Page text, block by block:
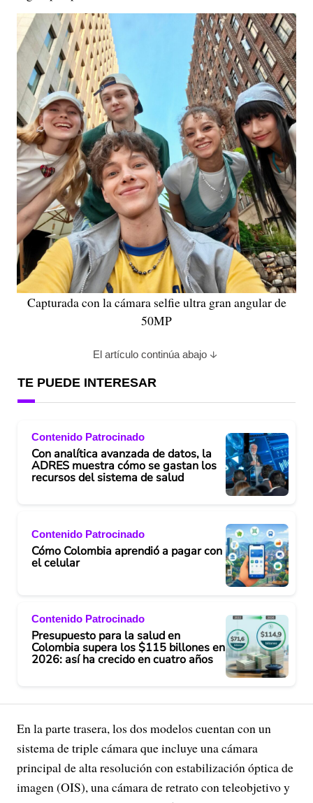
Capturada con la cámara selfie ultra gran angular de
50MP
El artículo continúa abajo
TE PUEDE INTERESAR
Contenido Patrocinado
Con analítica avanzada de datos, la
ADRES muestra cómo se gastan los
recursos del sistema de salud
Contenido Patrocinado
Cómo Colombia aprendió a pagar con
el celular
Contenido Patrocinado
Presupuesto para la salud en
Colombia supera los $115 billones en
2026: así ha crecido en cuatro años
En la parte trasera, los dos modelos cuentan con un
sistema de triple cámara que incluye una cámara
principal de alta resolución con estabilización óptica de
imagen (OIS), una cámara de retrato con teleobjetivo y